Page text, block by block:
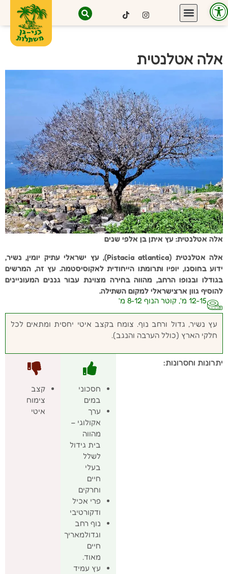
אלה אטלנטית
אלה אטלנטית: עץ איתן בן אלפי שנים
אלה אטלנטית (Pistacia atlantica), עץ ישראלי עתיק יומין, נשיר,
ידוע בחוסנו, יופיו ותרומתו הייחודית לאקוסיסטמה. עץ זה, המרשים
בגודלו ובנופו הרחב, מהווה בחירה מצוינת עבור גננים המעוניינים
להוסיף גוון ארצישראלי למקום השתילה.
12-15 מ', קוטר הנוף 8-12 מ'
עץ נשיר, גדול ורחב נוף. צומח בקצב איטי יחסית ומתאים לכל
חלקי הארץ (כולל הערבה והנגב).
יתרונות וחסרונות:
חסכוני
במים
ערך
אקולוגי –
מהווה
בית גידול
לשלל
בעלי
חיים
וחרקים
פרי אכיל
ודקורטיבי
נוף רחב
וגדולמאריך
חיים
מאוד.
עץ עמיד
קצב
צימוח
איטי